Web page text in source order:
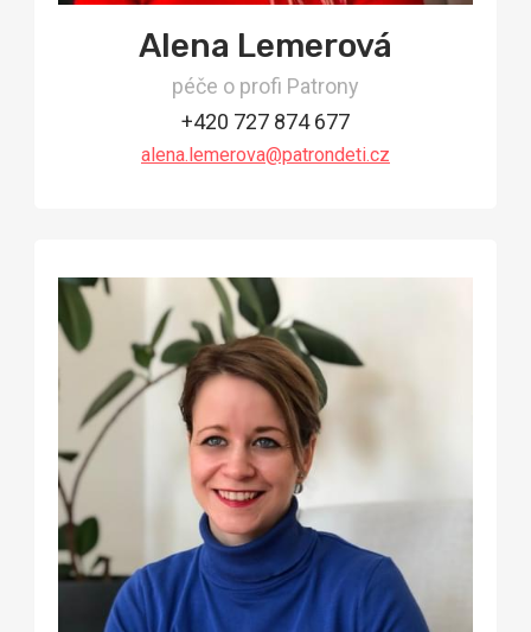
Alena Lemerová
péče o profi Patrony
+420 727 874 677
alena.lemerova@patrondeti.cz